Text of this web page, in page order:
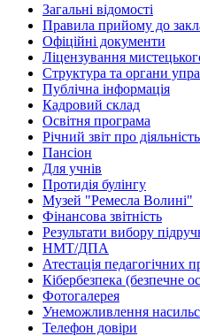
Загальні відомості
Правила прийому до
Офіційні документи
Ліцензування
Структура та органи
Публічна інформація
Кадровий склад
Освітня програма
Річний звіт про
Пансіон
Для учнів
Протидія булінгу
Музей "Ремесла Волині"
Фінансова звітність
Результати вибору
НМТ/ДПА
Атестація педагогічних
Кібербезпека (безпечне
Фотогалерея
Унеможливлення
Телефон довіри